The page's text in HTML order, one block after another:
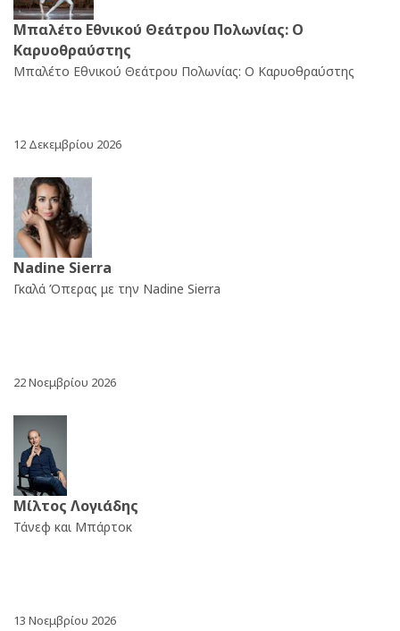
Μπαλέτο Εθνικού Θεάτρου Πολωνίας: Ο
Καρυοθραύστης
Μπαλέτο Εθνικού Θεάτρου Πολωνίας: Ο Καρυοθραύστης
12 Δεκεμβρίου 2026
Nadine Sierra
Γκαλά Όπερας με την Nadine Sierra
22 Νοεμβρίου 2026
Μίλτος Λογιάδης
Τάνεφ και Μπάρτοκ
13 Νοεμβρίου 2026